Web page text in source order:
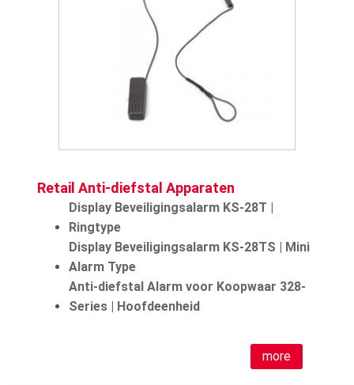
Retail Anti-diefstal Apparaten
Display Beveiligingsalarm KS-28T |
Ringtype
Display Beveiligingsalarm KS-28TS | Mini
Alarm Type
Anti-diefstal Alarm voor Koopwaar 328-
Series | Hoofdeenheid
more